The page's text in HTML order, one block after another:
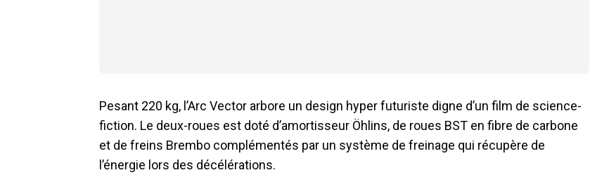
Pesant 220 kg, l’Arc Vector arbore un design hyper futuriste digne d’un film de science-
fiction. Le deux-roues est doté d’amortisseur Öhlins, de roues BST en fibre de carbone
et de freins Brembo complémentés par un système de freinage qui récupère de
l’énergie lors des décélérations.